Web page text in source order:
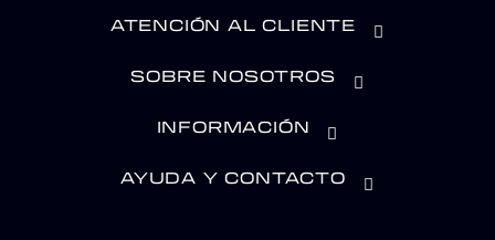
ATENCIÓN AL CLIENTE
SOBRE NOSOTROS
INFORMACIÓN
AYUDA Y CONTACTO